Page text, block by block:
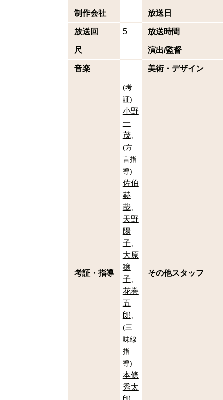
制作会社 放送日
放送回 5 放送時間
尺 演出/監督
音楽 美術・デザイン
考証・指導
(考
証)
小野
一
茂
(方
言指
導)
佐伯
赫
哉
天野
陽
子
大原
穣
子
花巻
五
郎
(三
味線
指
導)
本條
秀太
その他スタッフ